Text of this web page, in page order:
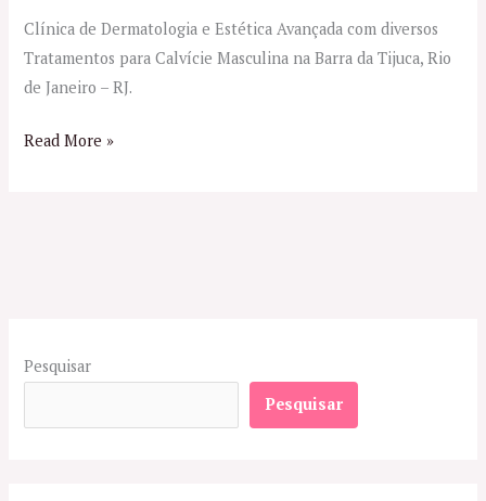
Clínica de Dermatologia e Estética Avançada com diversos
Tratamentos para Calvície Masculina na Barra da Tijuca, Rio
de Janeiro – RJ.
Read More »
Pesquisar
Pesquisar